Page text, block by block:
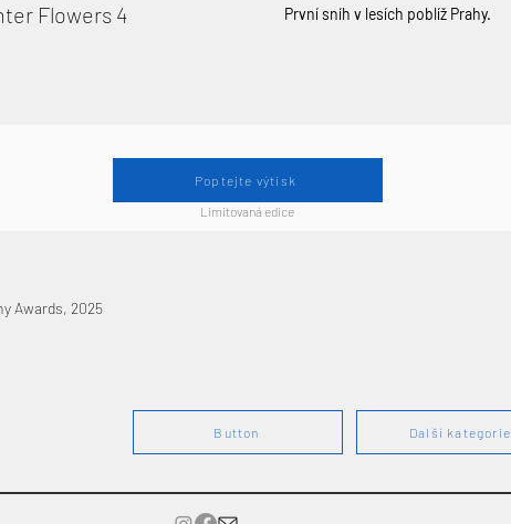
Flowers 4 První sníh v lesích poblíž Prahy.
Poptejte výtisk
Limitovaná edice
Awards, 2025
Button Další kategorie